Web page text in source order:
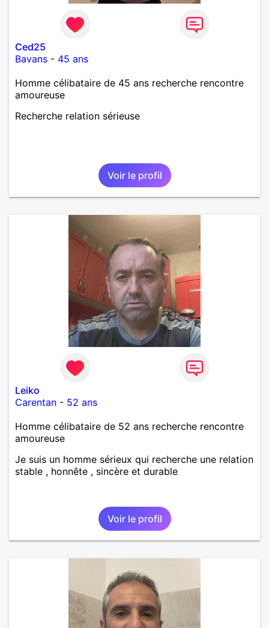
Ced25
Bavans - 45 ans
Homme célibataire de 45 ans recherche rencontre
amoureuse
Recherche relation sérieuse
Voir le profil
Leiko
Carentan - 52 ans
Homme célibataire de 52 ans recherche rencontre
amoureuse
Je suis un homme sérieux qui recherche une relation
stable , honnête , sincère et durable
Voir le profil